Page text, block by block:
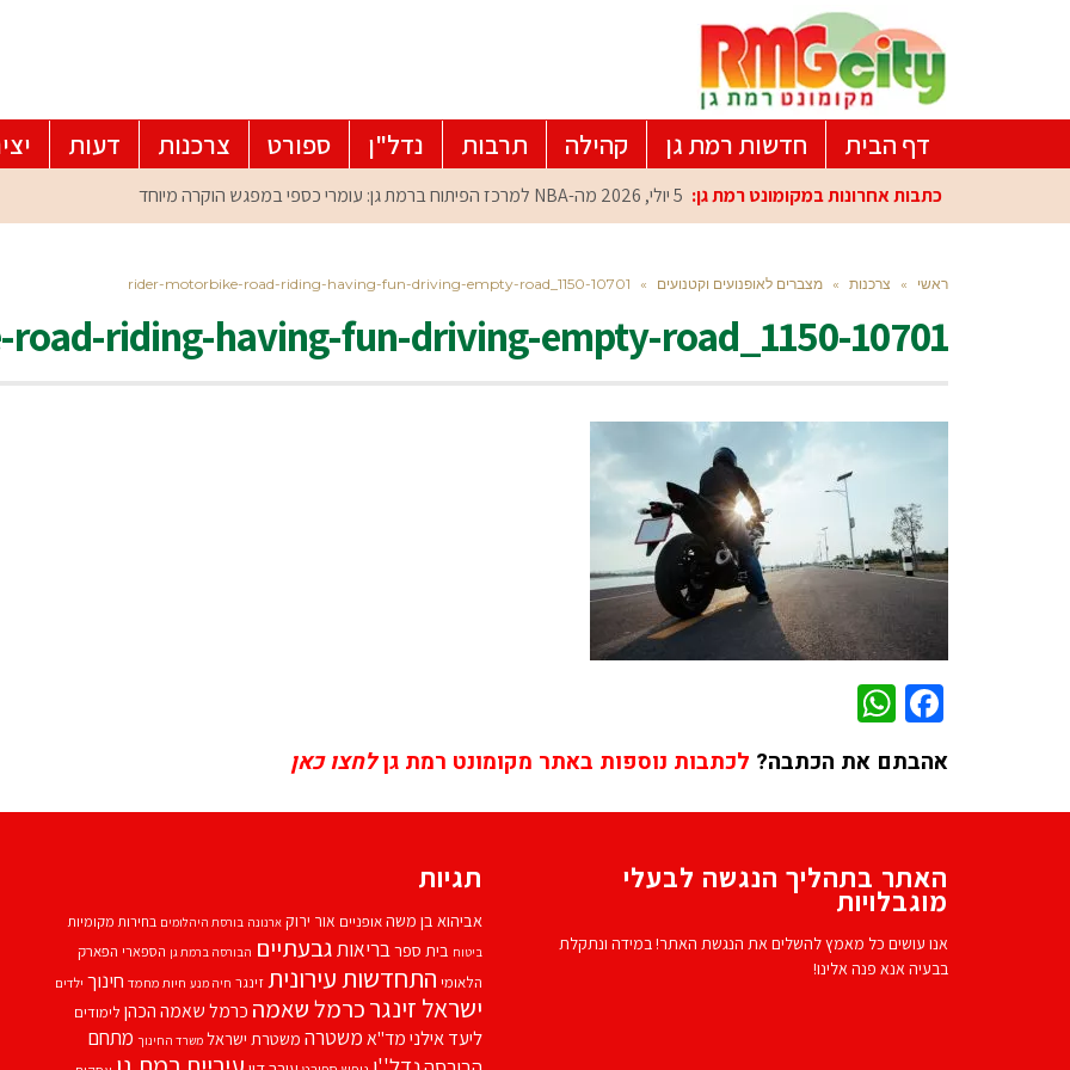
דף הבית חדשות רמת גן קהילה תרבות נדל"ן ספורט צרכנות דעות
כתבות אחרונות במקומונט רמת גן: 5 יולי, 2026 מה-NBA למרכז הפיתוח ברמת גן: עומרי כספי במפגש הוקרה מיוחד
ראשי » צרכנות » מצברים לאופנועים וקטנועים »
rider-motorbike-road-riding-having-fun-driving-empty-road_1150-10701
riding-having-fun-driving-empty-road_1150-10701
Facebook
אהבתם את הכתבה? לכתבות נוספות באתר מקומונט רמת גןלחצו כאן
האתר בתהליך הנגשה לבעלי
מוגבלויות
אנו עושים כל מאמץ להשלים את הנגשת האתר! במידה ונתקלת
בבעיה אנא פנה אלינו!
תגיות
אביהוא בן משהאופניים אור ירוק ארנונה בורסת היהלומים בחירות מקומיות
ביטוח בית ספרבריאותגבעתיים הבורסה ברמת גן הספארי הפארק
הלאומי התחדשות עירוניתזינגר חיה מנע חיות מחמד חינוך ילדים
ישראל זינגרכרמל שאמה כרמל שאמה הכהן לימודים
ליעד אילנימד''אמשטרה משטרת ישראל משרד החינוך מתחם